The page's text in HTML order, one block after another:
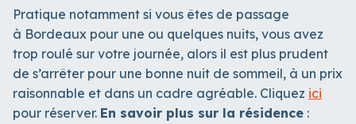
Pratique notamment si vous êtes de passage
à Bordeaux pour une ou quelques nuits, vous avez
trop roulé sur votre journée, alors il est plus prudent
de s’arrêter pour une bonne nuit de sommeil, à un prix
raisonnable et dans un cadre agréable. Cliquez ici
pour réserver. En savoir plus sur la résidence :